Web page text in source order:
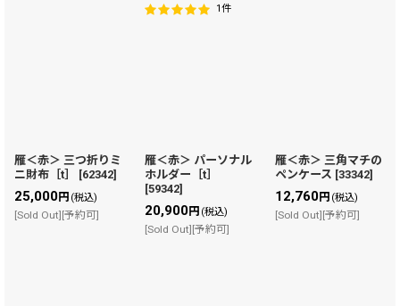
1件
雁＜赤＞ 三つ折りミ
ニ財布［t］
[62342]
25,000円 (税込)
[Sold Out][予約可]
雁＜赤＞ パーソナル
ホルダー［t］
[59342]
20,900円 (税込)
[Sold Out][予約可]
雁＜赤＞ 三角マチの
ペンケース [33342]
12,760円 (税込)
[Sold Out][予約可]